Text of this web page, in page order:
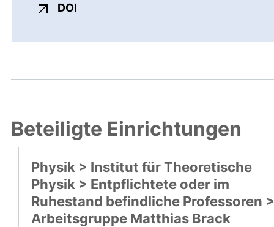
DOI
Beteiligte Einrichtungen
Physik > Institut für Theoretische
Physik > Entpflichtete oder im
Ruhestand befindliche Professoren >
Arbeitsgruppe Matthias Brack